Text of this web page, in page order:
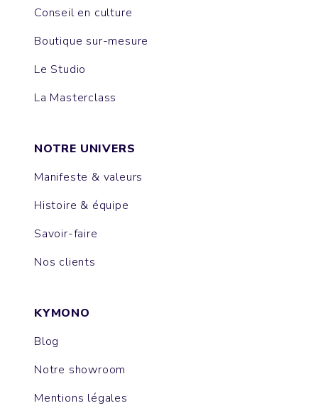
Conseil en culture
Boutique sur-mesure
Le Studio
La Masterclass
NOTRE UNIVERS
Manifeste & valeurs
Histoire & équipe
Savoir-faire
Nos clients
KYMONO
Blog
Notre showroom
Mentions légales